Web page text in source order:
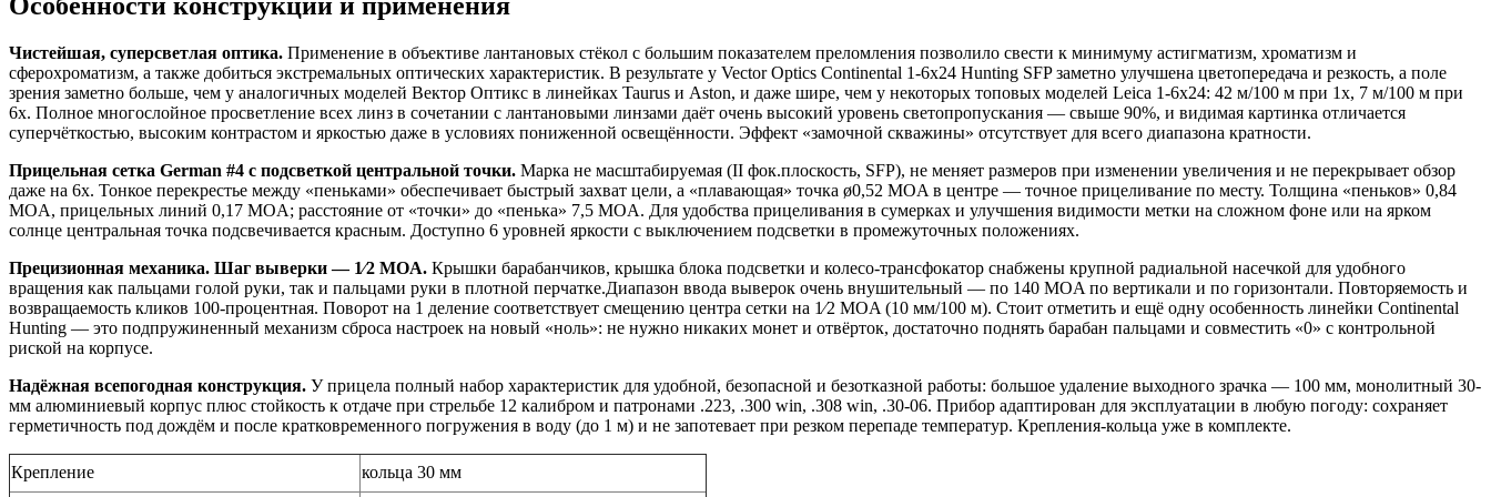
Чистейшая, суперсветлая оптика. Применение в объективе лантановых стёкол с большим показателем преломления позволило свести к минимуму астигматизм, хроматизм и
сферохроматизм, а также добиться экстремальных оптических характеристик. В результате у Vector Optics Continental 1-6x24 Hunting SFP заметно улучшена цветопередача и резкость, а поле
зрения заметно больше, чем у аналогичных моделей Вектор Оптикс в линейках Taurus и Aston, и даже шире, чем у некоторых топовых моделей Leica 1-6x24: 42 м/100 м при 1x, 7 м/100 м при
6x. Полное многослойное просветление всех линз в сочетании с лантановыми линзами даёт очень высокий уровень светопропускания — свыше 90%, и видимая картинка отличается
суперчёткостью, высоким контрастом и яркостью даже в условиях пониженной освещённости. Эффект «замочной скважины» отсутствует для всего диапазона кратности.
Прицельная сетка German #4 с подсветкой центральной точки. Марка не масштабируемая (II фок.плоскость, SFP), не меняет размеров при изменении увеличения и не перекрывает обзор
даже на 6x. Тонкое перекрестье между «пеньками» обеспечивает быстрый захват цели, а «плавающая» точка ø0,52 MOA в центре — точное прицеливание по месту. Толщина «пеньков» 0,84
MOA, прицельных линий 0,17 MOA; расстояние от «точки» до «пенька» 7,5 MOA. Для удобства прицеливания в сумерках и улучшения видимости метки на сложном фоне или на ярком
солнце центральная точка подсвечивается красным. Доступно 6 уровней яркости с выключением подсветки в промежуточных положениях.
Прецизионная механика. Шаг выверки — 1⁄2 MOA. Крышки барабанчиков, крышка блока подсветки и колесо-трансфокатор снабжены крупной радиальной насечкой для удобного
вращения как пальцами голой руки, так и пальцами руки в плотной перчатке.Диапазон ввода выверок очень внушительный — по 140 MOA по вертикали и по горизонтали. Повторяемость и
возвращаемость кликов 100-процентная. Поворот на 1 деление соответствует смещению центра сетки на 1⁄2 MOA (10 мм/100 м). Стоит отметить и ещё одну особенность линейки Continental
Hunting — это подпружиненный механизм сброса настроек на новый «ноль»: не нужно никаких монет и отвёрток, достаточно поднять барабан пальцами и совместить «0» с контрольной
риской на корпусе.
Надёжная всепогодная конструкция. У прицела полный набор характеристик для удобной, безопасной и безотказной работы: большое удаление выходного зрачка — 100 мм, монолитный 30-
мм алюминиевый корпус плюс стойкость к отдаче при стрельбе 12 калибром и патронами .223, .300 win, .308 win, .30-06. Прибор адаптирован для эксплуатации в любую погоду: сохраняет
герметичность под дождём и после кратковременного погружения в воду (до 1 м) и не запотевает при резком перепаде температур. Крепления-кольца уже в комплекте.
Крепление кольца 30 мм